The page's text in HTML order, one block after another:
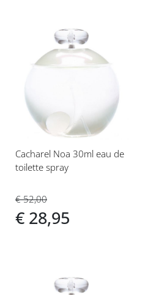
Voeg
toe
Cacharel Noa 30ml eau de
toilette spray
€ 52,00
€ 28,95